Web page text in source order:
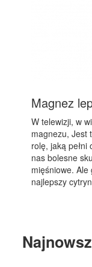
Magnez
W telewizji, w
magnezu, Jest
rolę, jaką pełni
nas bolesne
mięśniowe.
najlepszy